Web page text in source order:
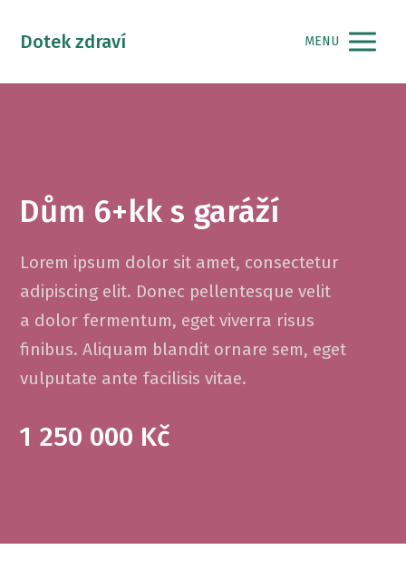
Dotek zdraví MENU
Dům 6+kk s garáží
Lorem ipsum dolor sit amet, consectetur
adipiscing elit. Donec pellentesque velit
a dolor fermentum, eget viverra risus
finibus. Aliquam blandit ornare sem, eget
vulputate ante facilisis vitae.
1 250 000 Kč